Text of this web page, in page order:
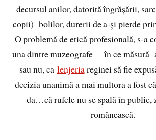
decursul anilor, datorită îngrășării,
copii) bolilor, durerii de a-și pierde
O problemă de etică profesională, s-a
una dintre muzeografe – în ce măsură
sau nu, ca lenjeriareginei să fie
decizia unanimă a mai multora a fost
da…că rufele nu se spală în public,
românească.